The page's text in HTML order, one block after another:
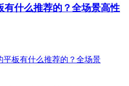
有什么推荐的？全场景高性